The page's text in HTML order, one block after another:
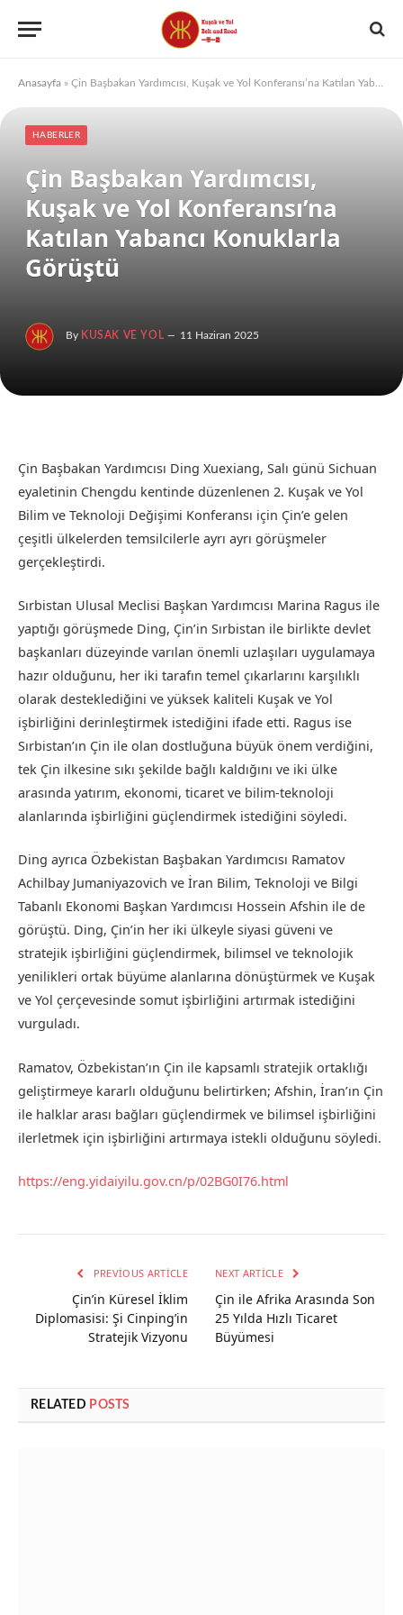
Anasayfa » Çin Başbakan Yardımcısı, Kuşak ve Yol Konferansı’na Katılan Yabancı Konuklarla Görüştü
HABERLER
Çin Başbakan Yardımcısı,
Kuşak ve Yol Konferansı’na
Katılan Yabancı Konuklarla
Görüştü
By KUSAK VE YOL 11 Haziran 2025
Çin Başbakan Yardımcısı Ding Xuexiang, Salı günü Sichuan
eyaletinin Chengdu kentinde düzenlenen 2. Kuşak ve Yol
Bilim ve Teknoloji Değişimi Konferansı için Çin’e gelen
çeşitli ülkelerden temsilcilerle ayrı ayrı görüşmeler
gerçekleştirdi.
Sırbistan Ulusal Meclisi Başkan Yardımcısı Marina Ragus ile
yaptığı görüşmede Ding, Çin’in Sırbistan ile birlikte devlet
başkanları düzeyinde varılan önemli uzlaşıları uygulamaya
hazır olduğunu, her iki tarafın temel çıkarlarını karşılıklı
olarak desteklediğini ve yüksek kaliteli Kuşak ve Yol
işbirliğini derinleştirmek istediğini ifade etti. Ragus ise
Sırbistan’ın Çin ile olan dostluğuna büyük önem verdiğini,
tek Çin ilkesine sıkı şekilde bağlı kaldığını ve iki ülke
arasında yatırım, ekonomi, ticaret ve bilim-teknoloji
alanlarında işbirliğini güçlendirmek istediğini söyledi.
Ding ayrıca Özbekistan Başbakan Yardımcısı Ramatov
Achilbay Jumaniyazovich ve İran Bilim, Teknoloji ve Bilgi
Tabanlı Ekonomi Başkan Yardımcısı Hossein Afshin ile de
görüştü. Ding, Çin’in her iki ülkeyle siyasi güveni ve
stratejik işbirliğini güçlendirmek, bilimsel ve teknolojik
yenilikleri ortak büyüme alanlarına dönüştürmek ve Kuşak
ve Yol çerçevesinde somut işbirliğini artırmak istediğini
vurguladı.
Ramatov, Özbekistan’ın Çin ile kapsamlı stratejik ortaklığı
geliştirmeye kararlı olduğunu belirtirken; Afshin, İran’ın Çin
ile halklar arası bağları güçlendirmek ve bilimsel işbirliğini
ilerletmek için işbirliğini artırmaya istekli olduğunu söyledi.
https://eng.yidaiyilu.gov.cn/p/02BG0I76.html
PREVIOUS ARTICLE
Çin’in Küresel İklim
Diplomasisi: Şi Cinping’in
Stratejik Vizyonu
NEXT ARTICLE
Çin ile Afrika Arasında Son
25 Yılda Hızlı Ticaret
Büyümesi
RELATED POSTS